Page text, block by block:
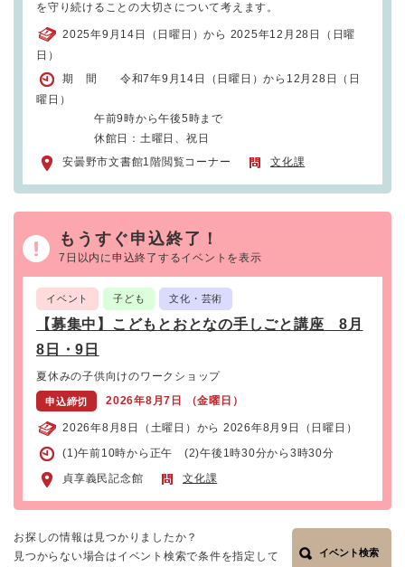
を守り続けることの大切さについて考えます。
2025年9月14日（日曜日）から 2025年12月28日（日曜
日）
期 間 令和7年9月14日（日曜日）から12月28日（日
曜日）
午前9時から午後5時まで
休館日：土曜日、祝日
安曇野市文書館1階閲覧コーナー
文化課
もうすぐ申込終了！
7日以内に申込終了するイベントを表示
イベント 子ども 文化・芸術
【募集中】こどもとおとなの手しごと講座 8月
8日・9日
夏休みの子供向けのワークショップ
申込締切 2026年8月7日 （金曜日）
2026年8月8日（土曜日）から 2026年8月9日（日曜日）
(1)午前10時から正午 (2)午後1時30分から3時30分
貞享義民記念館
文化課
お探しの情報は見つかりましたか？
見つからない場合はイベント検索で条件を指定して
イベント検索